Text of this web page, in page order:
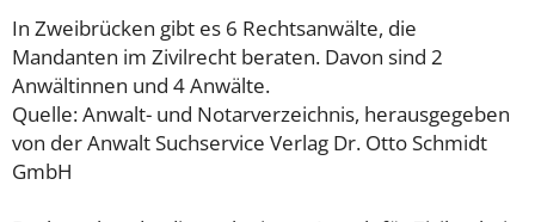
In Zweibrücken gibt es 6 Rechtsanwälte, die
Mandanten im Zivilrecht beraten. Davon sind 2
Anwältinnen und 4 Anwälte.
Quelle: Anwalt- und Notarverzeichnis, herausgegeben
von der Anwalt Suchservice Verlag Dr. Otto Schmidt
GmbH